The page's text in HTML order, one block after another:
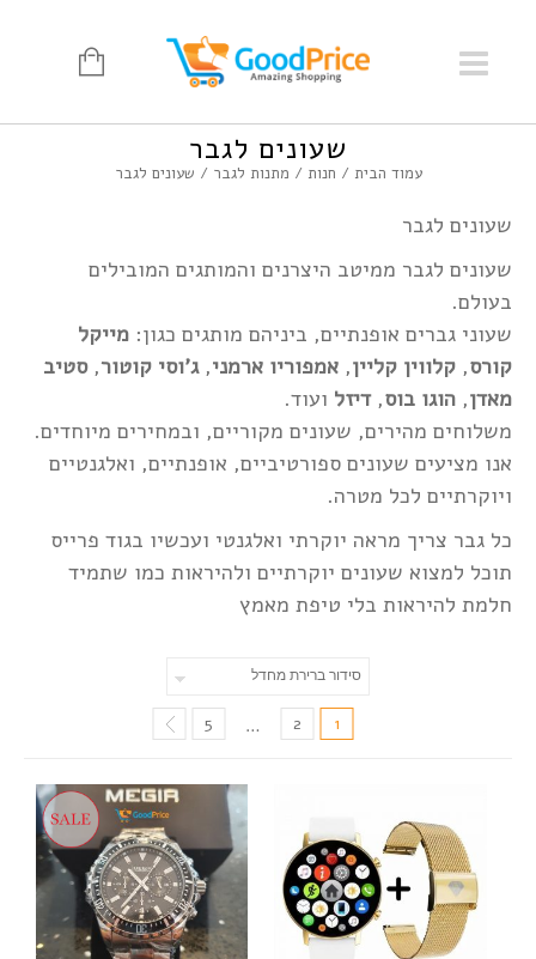
שעונים לגבר
עמוד הבית / חנות / מתנות לגבר / שעונים לגבר
שעונים לגבר
שעונים לגבר ממיטב היצרנים והמותגים המובילים
בעולם.
שעוני גברים אופנתיים, ביניהם מותגים כגון: מייקל
קורס, קלווין קליין, אמפוריו ארמני, ג'וסי קוטור, סטיב
מאדן, הוגו בוס,דיזל ועוד.
משלוחים מהירים, שעונים מקוריים, ובמחירים מיוחדים.
אנו מציעים שעונים ספורטיביים, אופנתיים, ואלגנטיים
ויוקרתיים לכל מטרה.
כל גבר צריך מראה יוקרתי ואלגנטי ועכשיו בגוד פרייס
תוכל למצוא שעונים יוקרתיים ולהיראות כמו שתמיד
חלמת להיראות בלי טיפת מאמץ
1
2
…
5